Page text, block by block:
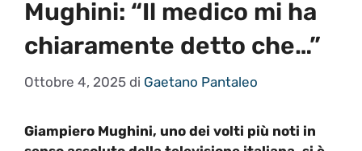
Mughini: “Il medico mi ha
chiaramente detto che…”
Ottobre 4, 2025 di Gaetano Pantaleo
Giampiero Mughini, uno dei volti più noti in